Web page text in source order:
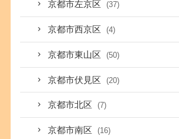
京都市左京区 (37)
京都市西京区 (4)
京都市東山区 (50)
京都市伏見区 (20)
京都市北区 (7)
京都市南区 (16)